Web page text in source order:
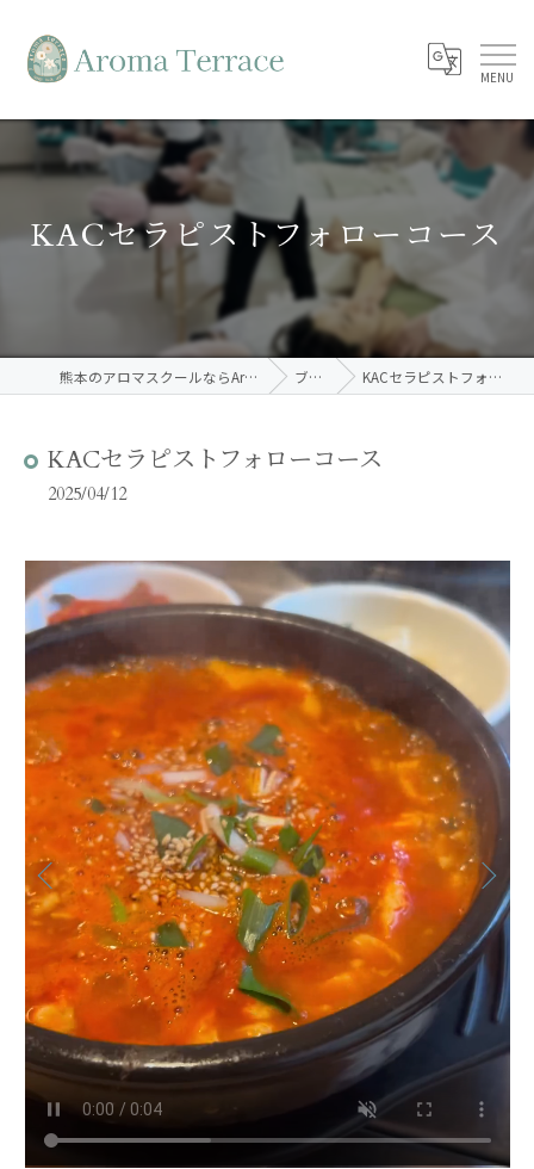
KACセラピストフォローコース
熊本のアロマスクールならAroma Terrace ブログ KACセラピストフォローコース
KACセラピストフォローコース
2025/04/12